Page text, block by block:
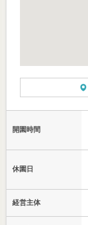
開園時間
休園日
経営主体